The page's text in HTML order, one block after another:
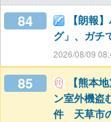
84
【朗報
グ」、ガチ
2026/08/09
85
【熊本
ン室外機盗
件 天草市